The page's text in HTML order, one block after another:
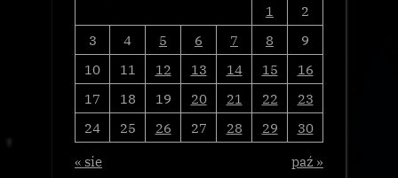
1
2
3
4 5 6 7 8
9
10
11 12 13 14 15
16
17
18 19 20 21 22
23
24
25 26 27 28 29
30
« sie
paź »